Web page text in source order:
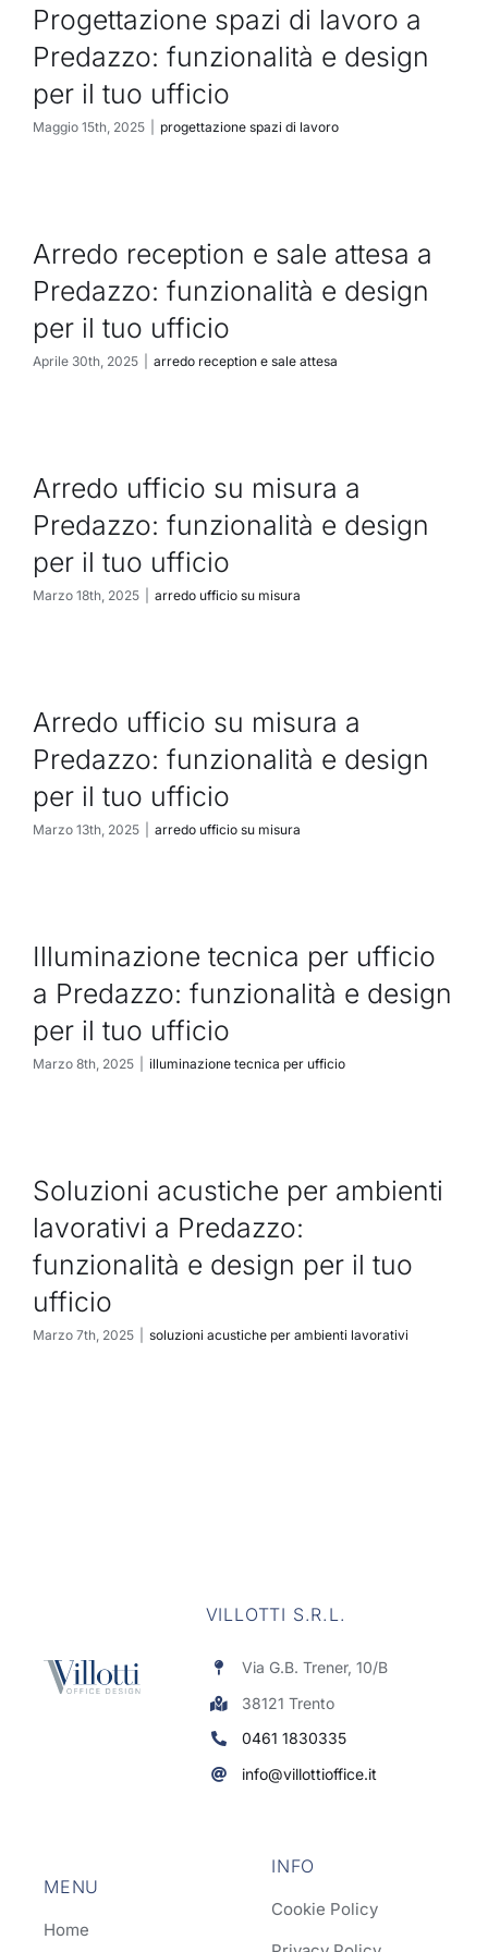
Progettazione spazi di lavoro a
Predazzo: funzionalità e design
per il tuo ufficio
Maggio 15th, 2025 progettazione spazi di lavoro
Arredo reception e sale attesa a
Predazzo: funzionalità e design
per il tuo ufficio
Aprile 30th, 2025 arredo reception e sale attesa
Arredo ufficio su misura a
Predazzo: funzionalità e design
per il tuo ufficio
Marzo 18th, 2025 arredo ufficio su misura
Arredo ufficio su misura a
Predazzo: funzionalità e design
per il tuo ufficio
Marzo 13th, 2025 arredo ufficio su misura
Illuminazione tecnica per ufficio
a Predazzo: funzionalità e design
per il tuo ufficio
Marzo 8th, 2025 illuminazione tecnica per ufficio
Soluzioni acustiche per ambienti
lavorativi a Predazzo:
funzionalità e design per il tuo
ufficio
Marzo 7th, 2025 soluzioni acustiche per ambienti lavorativi
VILLOTTI S.R.L.
Via G.B. Trener, 10/B
38121 Trento
0461 1830335
info@villottioffice.it
MENU
Home
INFO
Cookie Policy